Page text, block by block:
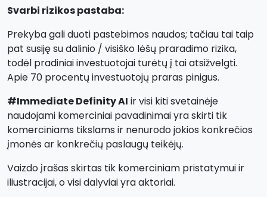
Svarbi rizikos pastaba:
Prekyba gali duoti pastebimos naudos; tačiau tai taip
pat susiję su dalinio / visiško lėšų praradimo rizika,
todėl pradiniai investuotojai turėtų į tai atsižvelgti.
Apie 70 procentų investuotojų praras pinigus.
#Immediate Definity AI ir visi kiti svetainėje
naudojami komerciniai pavadinimai yra skirti tik
komerciniams tikslams ir nenurodo jokios konkrečios
įmonės ar konkrečių paslaugų teikėjų.
Vaizdo įrašas skirtas tik komerciniam pristatymui ir
iliustracijai, o visi dalyviai yra aktoriai.